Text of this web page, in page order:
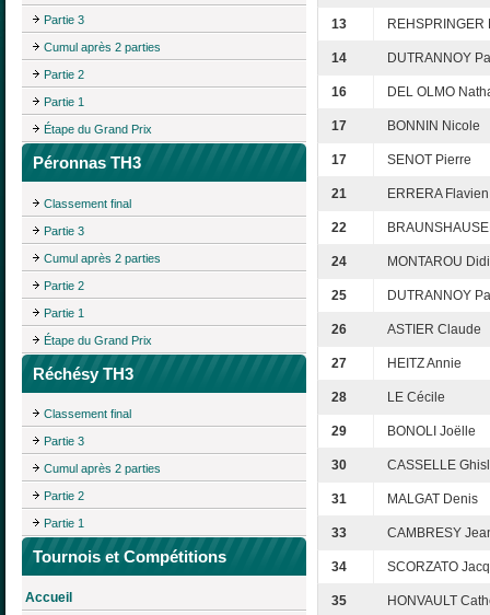
Partie 3
Cumul après 2 parties
Partie 2
Partie 1
Étape du Grand Prix
Péronnas TH3
Classement final
Partie 3
Cumul après 2 parties
Partie 2
Partie 1
Étape du Grand Prix
Réchésy TH3
Classement final
Partie 3
Cumul après 2 parties
Partie 2
Partie 1
Tournois et Compétitions
Accueil
13 REHSPRINGER
14 DUTRANNOY
16 DEL OLMO
17 BONNIN Nicole
17 SENOT Pierre
21 ERRERA Flavien
22
24 MONTAROU
25 DUTRANNOY
26 ASTIER Claude
27 HEITZ Annie
28 LE Cécile
29 BONOLI Joëlle
30 CASSELLE
31 MALGAT Denis
33 CAMBRESY
34 SCORZATO
35 HONVAULT